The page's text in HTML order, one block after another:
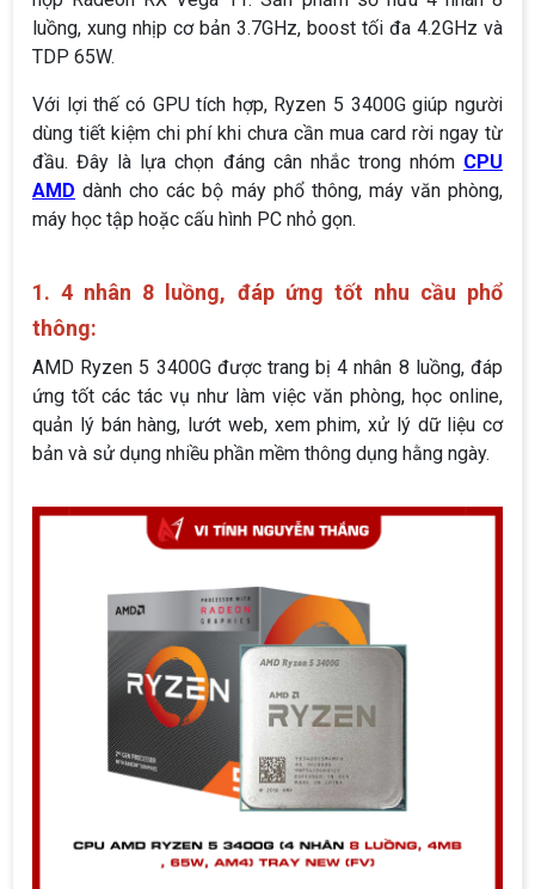
luồng, xung nhịp cơ bản 3.7GHz, boost tối đa 4.2GHz và
TDP 65W.
Với lợi thế có GPU tích hợp, Ryzen 5 3400G giúp người
dùng tiết kiệm chi phí khi chưa cần mua card rời ngay từ
đầu. Đây là lựa chọn đáng cân nhắc trong nhóm CPU
AMD dành cho các bộ máy phổ thông, máy văn phòng,
máy học tập hoặc cấu hình PC nhỏ gọn.
1. 4 nhân 8 luồng, đáp ứng tốt nhu cầu phổ
thông:
AMD Ryzen 5 3400G được trang bị 4 nhân 8 luồng, đáp
ứng tốt các tác vụ như làm việc văn phòng, học online,
quản lý bán hàng, lướt web, xem phim, xử lý dữ liệu cơ
bản và sử dụng nhiều phần mềm thông dụng hằng ngày.